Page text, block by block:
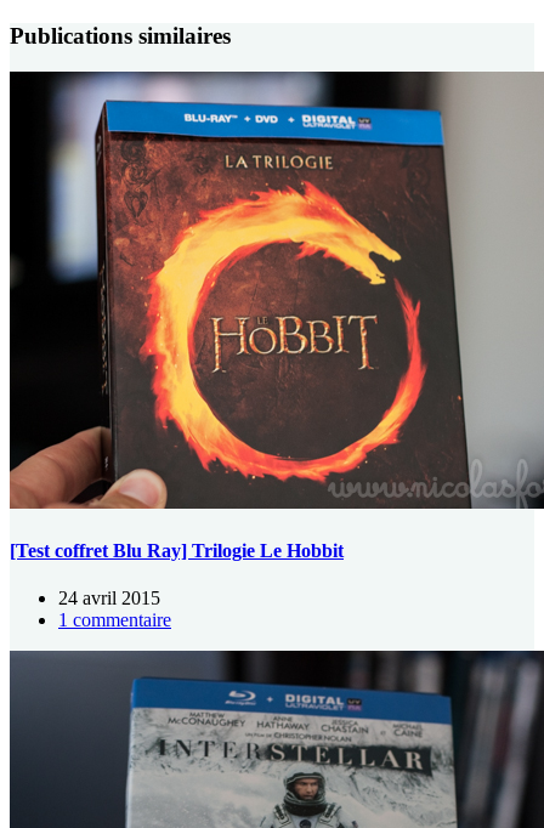
Publications similaires
[Test coffret Blu Ray] Trilogie Le Hobbit
24 avril 2015
1 commentaire